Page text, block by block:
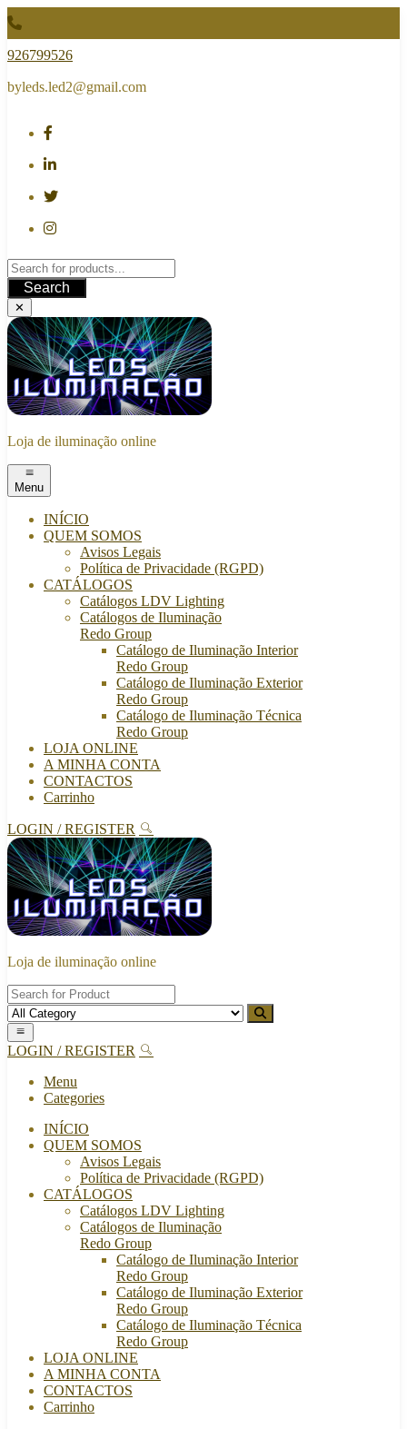
Skip
to
content
926799526
byleds.led2@gmail.com
Search
✕
Loja de iluminação online
Menu
INÍCIO
QUEM SOMOS
Avisos Legais
Política de Privacidade (RGPD)
CATÁLOGOS
Catálogos LDV Lighting
Catálogos de Iluminação
Redo Group
Catálogo de Iluminação Interior
Redo Group
Catálogo de Iluminação Exterior
Redo Group
Catálogo de Iluminação Técnica
Redo Group
LOJA ONLINE
A MINHA CONTA
CONTACTOS
Carrinho
LOGIN / REGISTER
Loja de iluminação online
LOGIN / REGISTER
Menu
Categories
INÍCIO
QUEM SOMOS
Avisos Legais
Política de Privacidade (RGPD)
CATÁLOGOS
Catálogos LDV Lighting
Catálogos de Iluminação
Redo Group
Catálogo de Iluminação Interior
Redo Group
Catálogo de Iluminação Exterior
Redo Group
Catálogo de Iluminação Técnica
Redo Group
LOJA ONLINE
A MINHA CONTA
CONTACTOS
Carrinho